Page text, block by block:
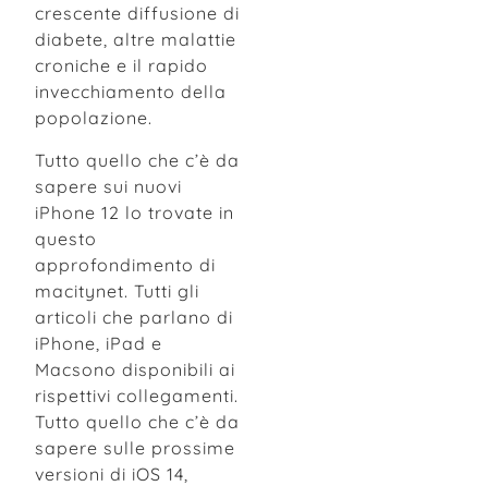
crescente diffusione di
diabete, altre malattie
croniche e il rapido
invecchiamento della
popolazione.
Tutto quello che c’è da
sapere sui nuovi
iPhone 12 lo trovate in
questo
approfondimento di
macitynet. Tutti gli
articoli che parlano di
iPhone, iPad e
Macsono disponibili ai
rispettivi collegamenti.
Tutto quello che c’è da
sapere sulle prossime
versioni di iOS 14,